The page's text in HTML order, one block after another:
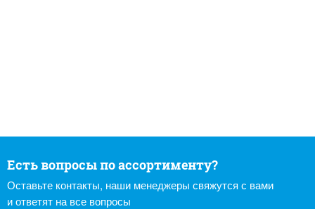
Есть вопросы по ассортименту?
Оставьте контакты, наши менеджеры свяжутся с вами
и ответят на все вопросы